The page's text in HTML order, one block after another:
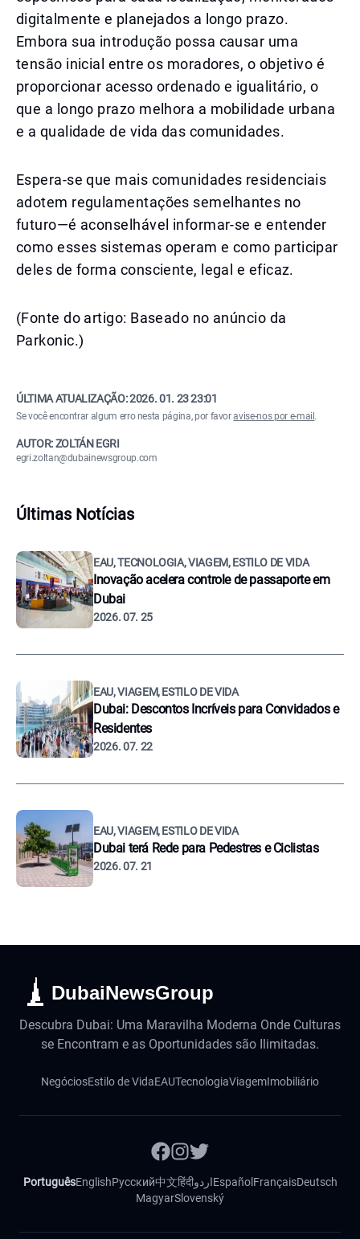
digitalmente e planejados a longo prazo.
Embora sua introdução possa causar uma
tensão inicial entre os moradores, o objetivo é
proporcionar acesso ordenado e igualitário, o
que a longo prazo melhora a mobilidade urbana
e a qualidade de vida das comunidades.
Espera-se que mais comunidades residenciais
adotem regulamentações semelhantes no
futuro—é aconselhável informar-se e entender
como esses sistemas operam e como participar
deles de forma consciente, legal e eficaz.
(Fonte do artigo: Baseado no anúncio da
Parkonic.)
ÚLTIMA ATUALIZAÇÃO:2026. 01. 23 23:01
Se você encontrar algum erro nesta página, por favoravise-nos por e-mail .
AUTOR: ZOLTÁN EGRI
egri.zoltan@dubainewsgroup.com
Últimas Notícias
EAU, TECNOLOGIA, VIAGEM, ESTILO DE VIDA
Inovação acelera controle de passaporte em
Dubai
2026. 07. 25
EAU, VIAGEM, ESTILO DE VIDA
Dubai: Descontos Incríveis para Convidados e
Residentes
2026. 07. 22
EAU, VIAGEM, ESTILO DE VIDA
Dubai terá Rede para Pedestres e Ciclistas
2026. 07. 21
DubaiNewsGroup
Descubra Dubai: Uma Maravilha Moderna Onde Culturas
se Encontram e as Oportunidades são Ilimitadas.
NegóciosEstilo de VidaEAUTecnologiaViagemImobiliário
PortuguêsEnglishРусский中文हिंदीاردوEspañol FrançaisDeutsch
MagyarSlovenský